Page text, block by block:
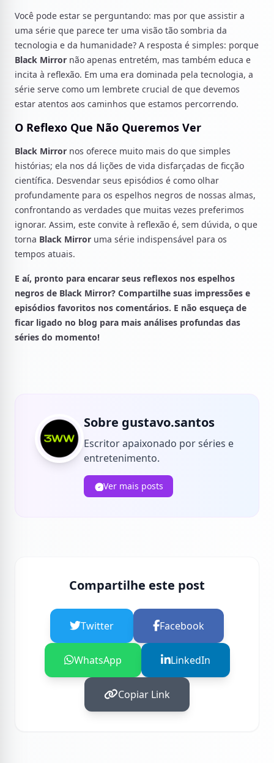
Você pode estar se perguntando: mas por que assistir a
uma série que parece ter uma visão tão sombria da
tecnologia e da humanidade? A resposta é simples: porque
Black Mirror não apenas entretém, mas também educa e
incita à reflexão. Em uma era dominada pela tecnologia, a
série serve como um lembrete crucial de que devemos
estar atentos aos caminhos que estamos percorrendo.
O Reflexo Que Não Queremos Ver
Black Mirror nos oferece muito mais do que simples
histórias; ela nos dá lições de vida disfarçadas de ficção
científica. Desvendar seus episódios é como olhar
profundamente para os espelhos negros de nossas almas,
confrontando as verdades que muitas vezes preferimos
ignorar. Assim, este convite à reflexão é, sem dúvida, o que
torna Black Mirror uma série indispensável para os
tempos atuais.
E aí, pronto para encarar seus reflexos nos espelhos
negros de Black Mirror? Compartilhe suas impressões e
episódios favoritos nos comentários. E não esqueça de
ficar ligado no blog para mais análises profundas das
séries do momento!
Sobre gustavo.santos
Escritor apaixonado por séries e
entretenimento.
Ver mais posts
Compartilhe este post
Twitter Facebook
WhatsApp LinkedIn
Copiar Link